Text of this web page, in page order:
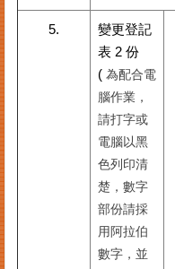
5.
變更登記
表 2 份
( 為配合電
腦作業，
請打字或
電腦以黑
色列印清
楚，數字
部份請採
用阿拉伯
數字，並